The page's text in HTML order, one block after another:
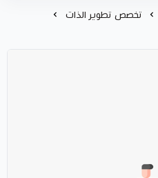
تخصص تطوير الذات